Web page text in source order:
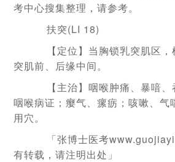
考中心搜集整理，请参考。
扶突(LI 18)
【定位】当胸锁乳突肌区，
突肌前、后缘中间。
【主治】咽喉肿痛、暴喑、
咽喉病证；瘿气、瘰疬；咳嗽、气
用穴。
「张博士医考
有转载，请注明出处」